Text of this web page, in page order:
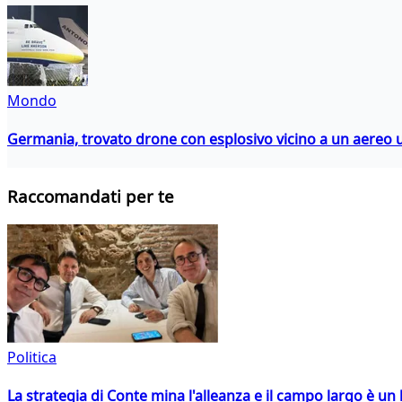
Mondo
Germania, trovato drone con esplosivo vicino a un aereo
Raccomandati per te
Politica
La strategia di Conte mina l'alleanza e il campo largo è